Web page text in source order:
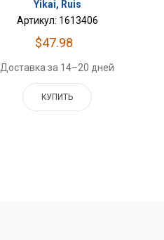
Yikai, Ruis
Артикул: 1613406
$47.98
Доставка за 14–20 дней
КУПИТЬ